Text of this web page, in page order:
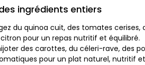
ingrédients entiers
du quinoa cuit, des tomates cerises,
pour un repas nutritif et équilibré.
des carottes, du céleri-rave, des
pour un plat naturel, nutritif